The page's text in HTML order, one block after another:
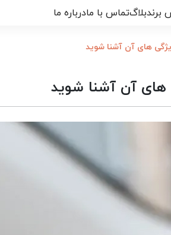
برندبلاگتماس با مادرباره ما
های آن آشنا شوید
های آن آشنا شوید